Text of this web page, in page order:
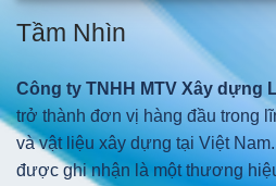
Tầm Nhìn
Công ty TNHH MTV Xây dựng
trở thành đơn vị hàng đầu trong
và vật liệu xây dựng tại Việt
được ghi nhận là một thương